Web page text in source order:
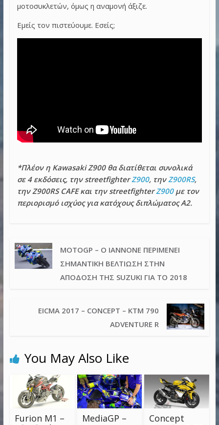
μοτοσυκλετών, όμως η αναμονή άξιζε.
Εμείς τον πιστεύουμε. Εσείς;
*Πλέον η Kawasaki Z900 θα διατίθεται συνολικά
σε 4 εκδόσεις, την streetfighterZ900, την Z900RS,
την Z900RS CAFE και την streetfighterZ900με τον
περιορισμό ισχύος για κατόχους διπλώματος A2.
MOTOGP – Ο IANNONE ΠΕΡΙΜΈΝΕΙ
ΣΗΜΑΝΤΙΚΉ ΒΕΛΤΊΩΣΗ ΣΤΗΝ
ΑΠΌΔΟΣΗ ΤΗΣ SUZUKI ΓΙΑ ΤΟ 2018
EICMA 2017 – CONCEPT – KTM 790
ADVENTURE R
You May Also Like
Furion M1 –
MediaGP –
Concept